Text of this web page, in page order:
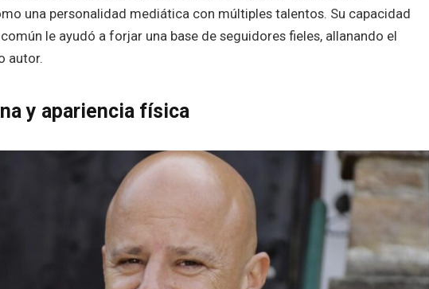
una personalidad mediática con múltiples talentos. Su capacidad
le ayudó a forjar una base de seguidores fieles, allanando el
autor.
y apariencia física